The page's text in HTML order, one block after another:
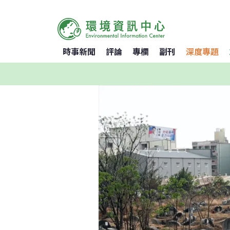
時事新聞 評論 專欄 副刊 深度專題